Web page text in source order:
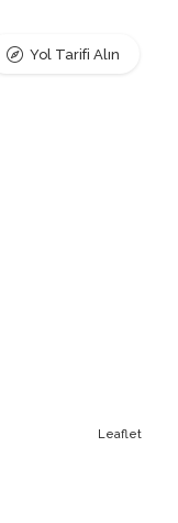
Leaflet
Yol Tarifi Alın